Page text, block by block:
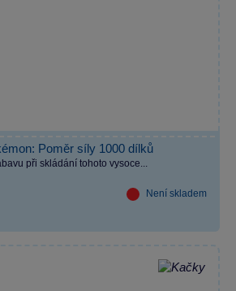
Poměr síly 1000 dílků
při skládání tohoto vysoce...
Není skladem